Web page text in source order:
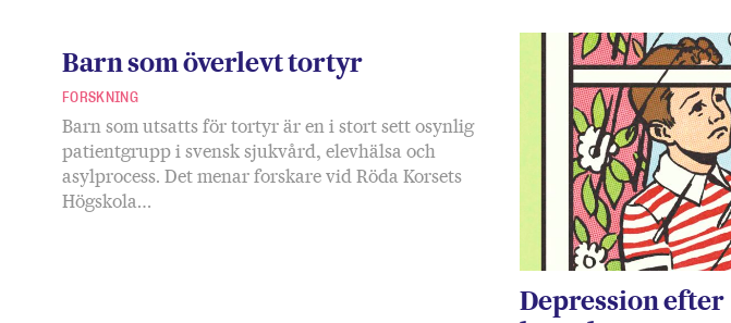
Barn som överlevt tortyr
FORSKNING
Barn som utsatts för tortyr är en i stort sett osynlig
patientgrupp i svensk sjukvård, elevhälsa och
asylprocess. Det menar forskare vid Röda Korsets
Högskola…
Depression efter